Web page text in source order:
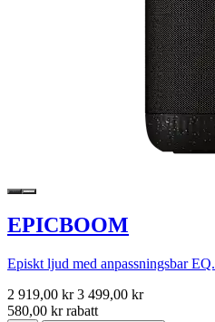
EPICBOOM
Episkt ljud med anpassningsbar EQ.
2 919,00 kr 3 499,00 kr
580,00 kr rabatt